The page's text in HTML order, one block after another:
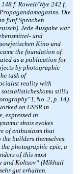
f. Rowell/Wye 242 f.
Die
fünf Sprachen
Jede Ausgabe war
und
Kino und
the foundation of
as a publication for
by photographic
task of
reality with
stiliu
No. 2, p. 14).
on USSR in
expressed in
shots evokes
of enthusiasm that
builders themselves.
photographic epic, a
of this most
and Koltsov“ (Mikhail
gut erhalten.